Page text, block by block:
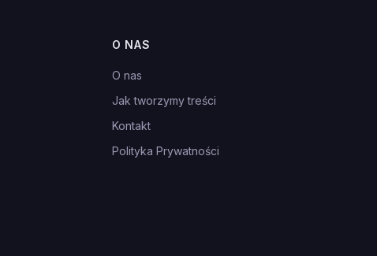
O NAS
O nas
Jak tworzymy treści
Kontakt
Polityka Prywatności